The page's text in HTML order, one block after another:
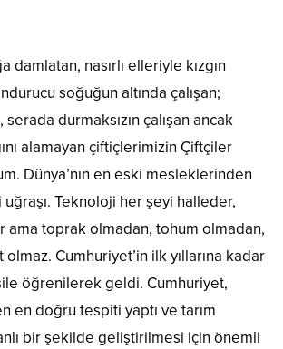
damlatan, nasırlı elleriyle kızgın
soğuğun altında çalışan;
durmaksızın çalışan ancak
alamayan çiftiçlerimizin Çiftçiler
Dünya’nın en eski mesleklerinden
Teknoloji her şeyi halleder,
ama toprak olmadan, tohum olmadan,
Cumhuriyet’in ilk yıllarına kadar
öğrenilerek geldi. Cumhuriyet,
en doğru tespiti yaptı ve tarım
bir şekilde geliştirilmesi için önemli